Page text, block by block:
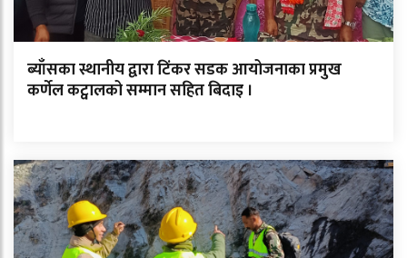
ब्याँसका स्थानीय द्वारा टिंकर सडक आयोजनाका प्रमुख
कर्णेल कट्वालको सम्मान सहित बिदाइ ।